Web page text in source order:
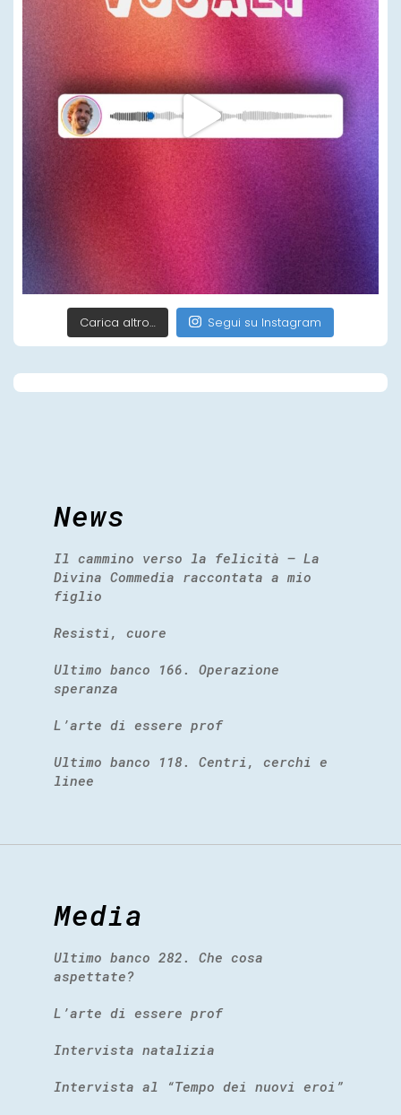
Carica altro… Segui su Instagram
News
Il cammino verso la felicità – La
Divina Commedia raccontata a mio
figlio
Resisti, cuore
Ultimo banco 166. Operazione
speranza
L’arte di essere prof
Ultimo banco 118. Centri, cerchi e
linee
Media
Ultimo banco 282. Che cosa
aspettate?
L’arte di essere prof
Intervista natalizia
Intervista al “Tempo dei nuovi eroi”